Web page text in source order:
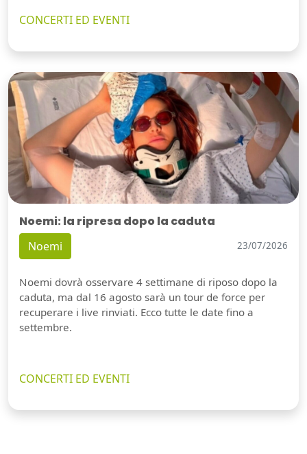
CONCERTI ED EVENTI
Noemi: la ripresa dopo la caduta
Noemi 23/07/2026
Noemi dovrà osservare 4 settimane di riposo dopo la
caduta, ma dal 16 agosto sarà un tour de force per
recuperare i live rinviati. Ecco tutte le date fino a
settembre.
CONCERTI ED EVENTI